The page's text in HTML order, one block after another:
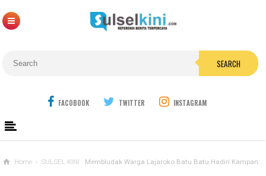
SEARCH
FACOBOOK TWITTER INSTAGRAM
Home › SULSEL KINI Membludak Warga Lajaroko Batu Batu Hadiri Kampanye SUKSES